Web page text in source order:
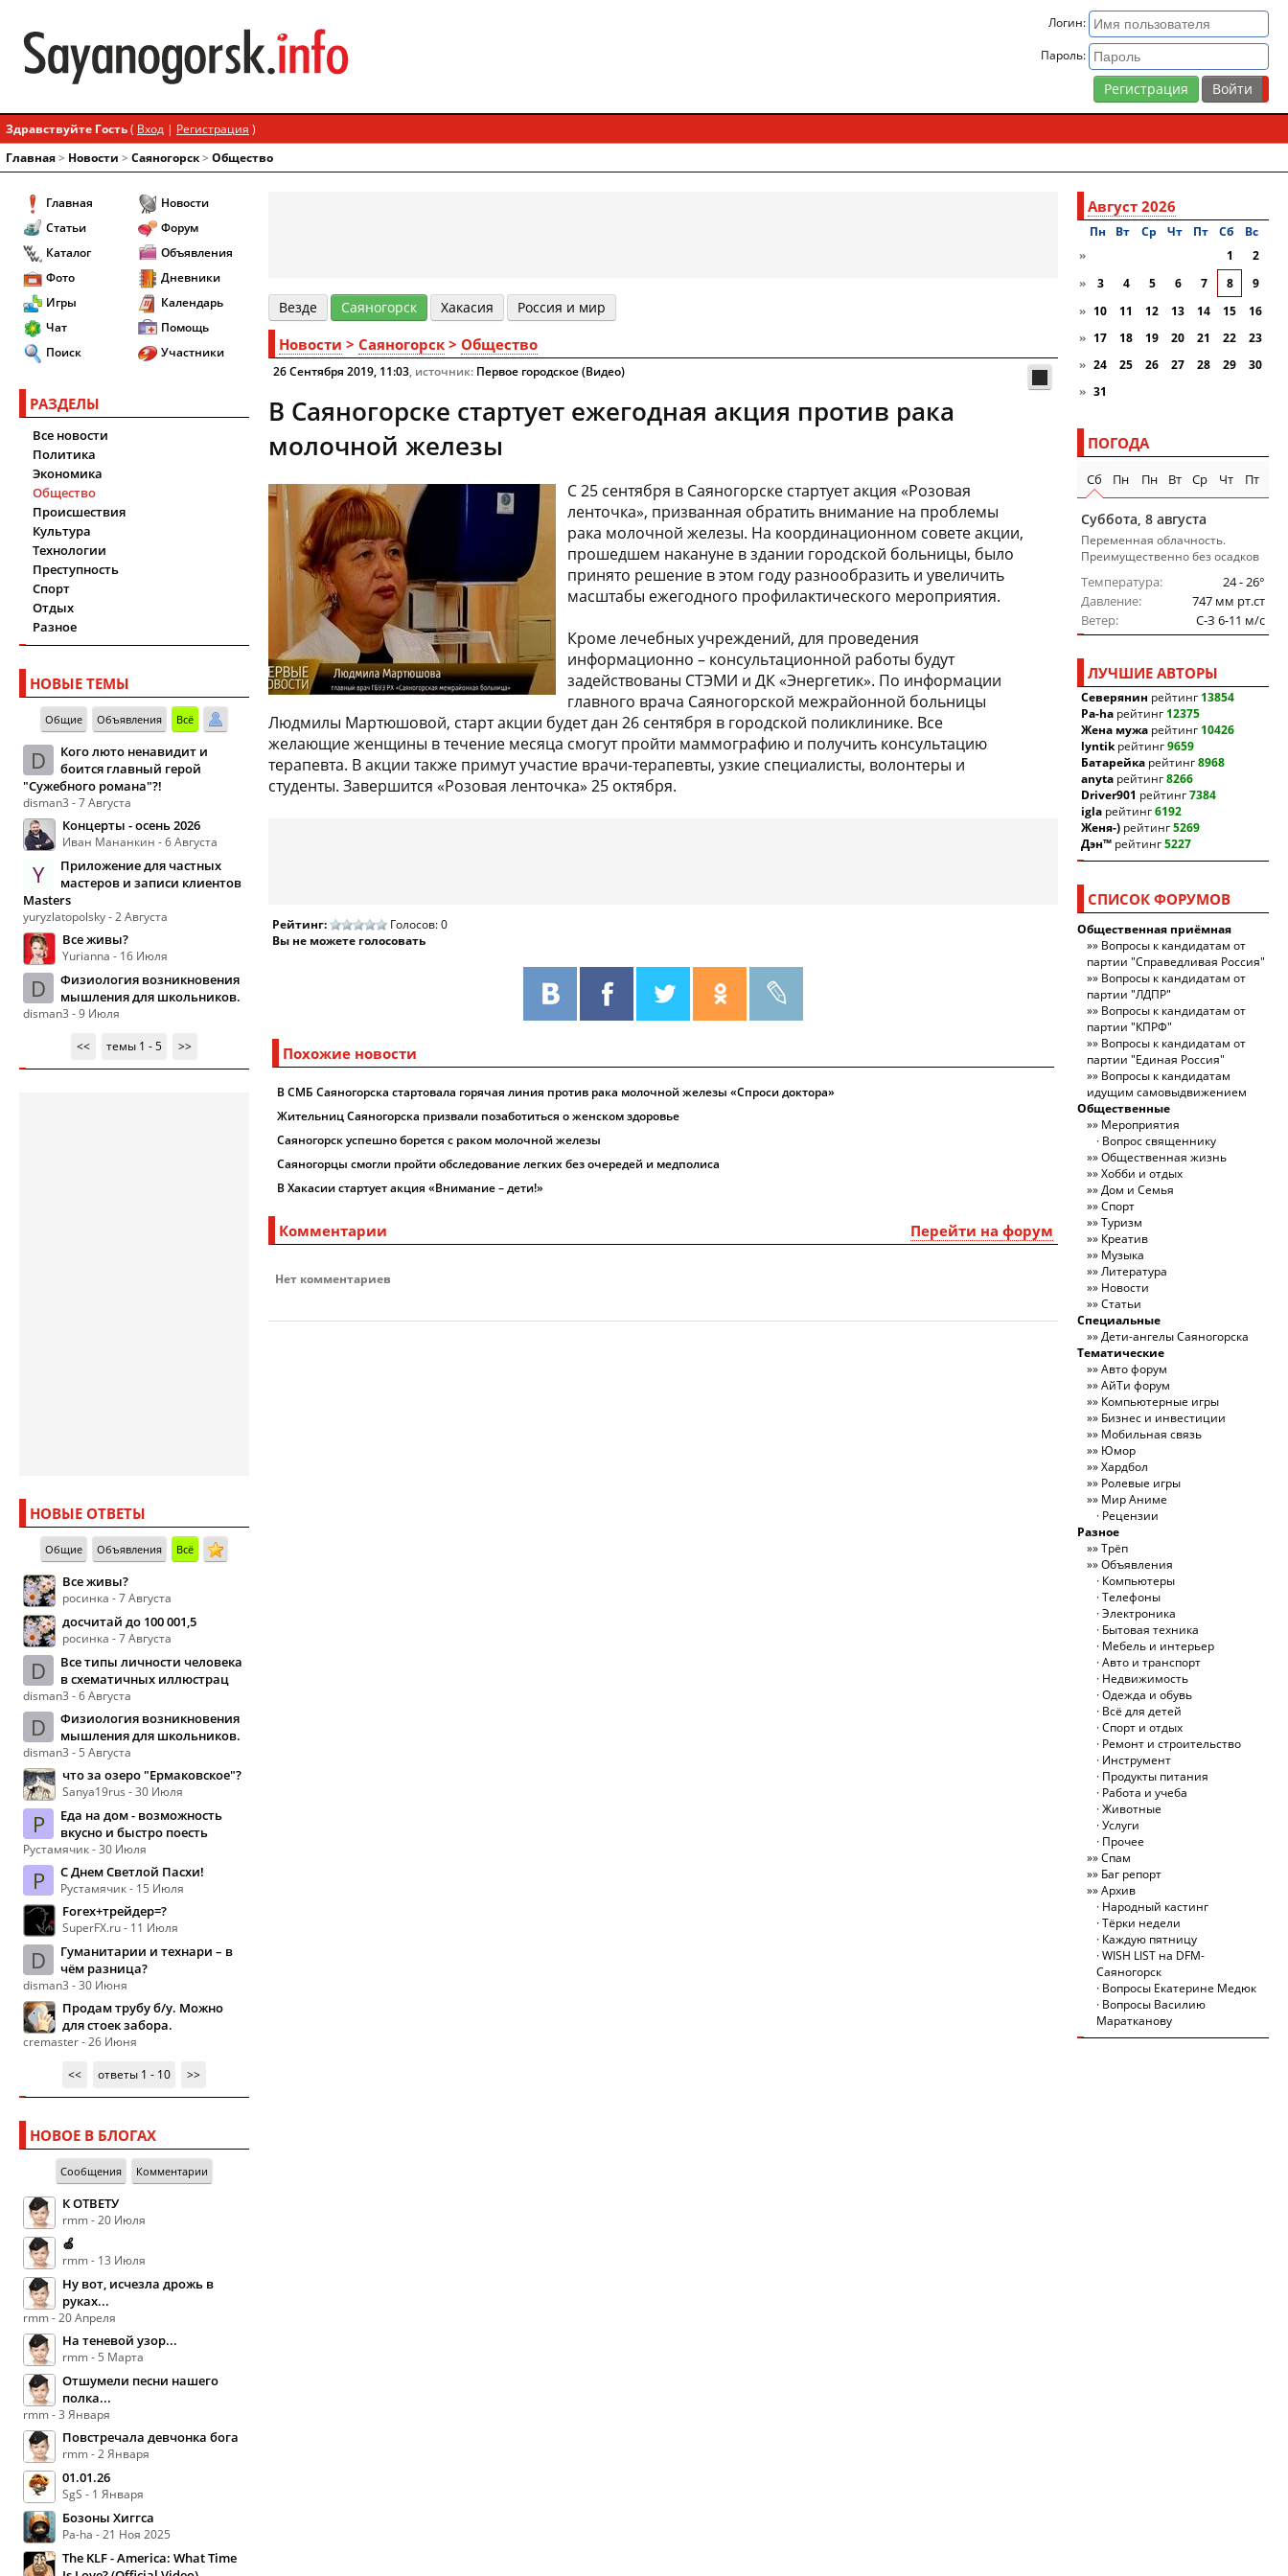
Логин:
Пароль:
Регистрация
Здравствуйте Гость( Вход | Регистрация )
Главная> Новости > Cаяногорск> Общество
Главная
Статьи
Каталог
Фото
Игры
Чат
Поиск
Новости
Форум
Объявления
Дневники
Календарь
Помощь
Участники
РАЗДЕЛЫ
Все новости
Политика
Экономика
Общество
Происшествия
Культура
Технологии
Преступность
Спорт
Отдых
Разное
НОВЫЕ ТЕМЫ
Общие Объявления Всё
D
Кого люто ненавидит и
боится главный герой
"Сужебного романа"?!
disman3 - 7 Августа
Концерты - осень 2026
Иван Мананкин - 6 Августа
Y
Приложение для частных
мастеров и записи клиентов
Masters
yuryzlatopolsky - 2 Августа
Все живы?
Yurianna - 16 Июля
D
Физиология возникновения
мышления для школьников.
disman3 - 9 Июля
<<
темы 1 - 5 >>
НОВЫЕ ОТВЕТЫ
Общие Объявления Всё
Все живы?
росинка - 7 Августа
досчитай до 100 001,5
росинка - 7 Августа
D
Все типы личности человека
в схематичных иллюстрац
disman3 - 6 Августа
D
Физиология возникновения
мышления для школьников.
disman3 - 5 Августа
что за озеро "Ермаковское"?
Sanya19rus - 30 Июля
Р
Еда на дом - возможность
вкусно и быстро поесть
Рустамячик - 30 Июля
Р С Днем Светлой Пасхи!
Рустамячик - 15 Июля
Forex+трейдер=?
SuperFX.ru - 11 Июля
D
Гуманитарии и технари – в
чём разница?
disman3 - 30 Июня
Продам трубу б/у. Можно
для стоек забора.
cremaster - 26 Июня
<<
ответы 1 - 10 >>
НОВОЕ В БЛОГАХ
Сообщения Комментарии
К ОТВЕТУ
rmm - 20 Июля
🍏
rmm - 13 Июля
Ну вот, исчезла дрожь в
руках...
rmm - 20 Апреля
На теневой узор...
rmm - 5 Марта
Отшумели песни нашего
полка...
rmm - 3 Января
Повстречала девчонка бога
rmm - 2 Января
01.01.26
SgS - 1 Января
Бозоны Хиггса
Pa-ha - 21 Ноя 2025
The KLF - America: What Time
Везде Cаяногорск Хакасия Россия и мир
Новости > Cаяногорск > Общество
26 Сентября 2019, 11:03, источник: Первое городское (Видео)
В Саяногорске стартует ежегодная акция против рака
молочной железы
С 25 сентября в Саяногорске стартует акция «Розовая
ленточка», призванная обратить внимание на проблемы
рака молочной железы. На координационном совете акции,
прошедшем накануне в здании городской больницы, было
принято решение в этом году разнообразить и увеличить
масштабы ежегодного профилактического мероприятия.
Кроме лечебных учреждений, для проведения
информационно – консультационной работы будут
задействованы СТЭМИ и ДК «Энергетик». По информации
главного врача Саяногорской межрайонной больницы
Людмилы Мартюшовой, старт акции будет дан 26 сентября в городской поликлинике. Все
желающие женщины в течение месяца смогут пройти маммографию и получить консультацию
терапевта. В акции также примут участие врачи-терапевты, узкие специалисты, волонтеры и
студенты. Завершится «Розовая ленточка» 25 октября.
Рейтинг:
Голосов: 0
Вы не можете голосовать
Похожие новости
В СМБ Саяногорска стартовала горячая линия против рака молочной железы «Спроси доктора»
Жительниц Саяногорска призвали позаботиться о женском здоровье
Саяногорск успешно борется с раком молочной железы
Саяногорцы смогли пройти обследование легких без очередей и медполиса
В Хакасии стартует акция «Внимание – дети!»
Перейти на форум
Комментарии
Нет комментариев
Август 2026
Пн Вт Ср Чт Пт Сб
Вc
»
1
2
»
3 4 5 6 7 8
9
» 10 11 12 13 14 15
16
» 17 18 19 20 21 22
23
» 24 25 26 27 28 29
30
» 31
ПОГОДА
Сб Пн Пн Вт Ср Чт Пт
Суббота, 8 августа
Переменная облачность.
Преимущественно без осадков
Температура
24 - 26°
Давление
747 мм рт.ст
Ветер
C-З 6-11 м/c
ЛУЧШИЕ АВТОРЫ
Северянин рейтинг 13854
Pa-ha рейтинг 12375
Жена мужа рейтинг 10426
lyntikрейтинг9659
Батарейка рейтинг8968
anyta рейтинг8266
Driver901 рейтинг7384
igla рейтинг6192
Женя-) рейтинг5269
Дэн™ рейтинг5227
СПИСОК ФОРУМОВ
Общественная приёмная
Вопросы к кандидатам от
партии "Справедливая Россия"
Вопросы к кандидатам от
партии "ЛДПР"
Вопросы к кандидатам от
партии "КПРФ"
Вопросы к кандидатам от
партии "Единая Россия"
Вопросы к кандидатам
идущим самовыдвижением
Общественные
Мероприятия
Вопрос священнику
Общественная жизнь
Хобби и отдых
Дом и Семья
Спорт
Туризм
Креатив
Музыка
Литература
Новости
Статьи
Специальные
Дети-ангелы Саяногорска
Тематические
Авто форум
АйТи форум
Компьютерные игры
Бизнес и инвестиции
Мобильная связь
Юмор
Хардбол
Ролевые игры
Мир Аниме
Рецензии
Разное
Трёп
Объявления
Компьютеры
Телефоны
Электроника
Бытовая техника
Мебель и интерьер
Авто и транспорт
Недвижимость
Одежда и обувь
Всё для детей
Спорт и отдых
Ремонт и строительство
Инструмент
Продукты питания
Работа и учеба
Животные
Услуги
Прочее
Спам
Баг репорт
Архив
Народный кастинг
Тёрки недели
Каждую пятницу
WISH LIST на DFM-
Саяногорск
Вопросы Екатерине Медюк
Вопросы Василию
Маратканову